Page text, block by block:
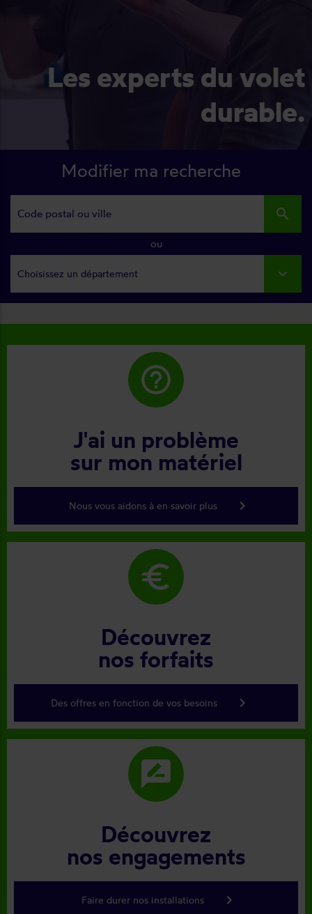
Les experts du volet
durable.
Modifier ma recherche
search
ou
Choisissez un département
help_outline
J'ai un problème
sur mon matériel
Nous vous aidons à en savoir plus keyboard_arrow_right
euro
Découvrez
nos forfaits
Des offres en fonction de vos besoins keyboard_arrow_right
rate_review
Découvrez
nos engagements
Faire durer nos installations keyboard_arrow_right